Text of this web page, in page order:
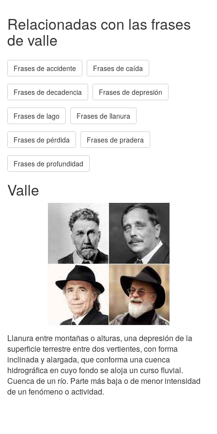
Relacionadas con las frases
de valle
Frases de accidente Frases de caída
Frases de decadencia Frases de depresión
Frases de lago Frases de llanura
Frases de pérdida Frases de pradera
Frases de profundidad
Valle
Llanura entre montañas o alturas, una depresión de la
superficie terrestre entre dos vertientes, con forma
inclinada y alargada, que conforma una cuenca
hidrográfica en cuyo fondo se aloja un curso fluvial.
Cuenca de un río. Parte más baja o de menor intensidad
de un fenómeno o actividad.